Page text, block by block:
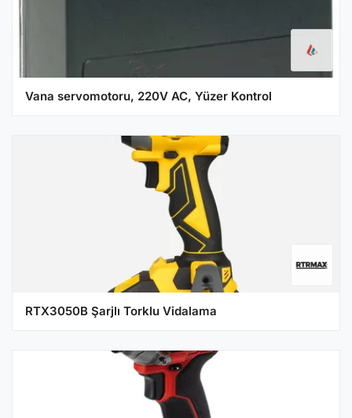
Vana servomotoru, 220V AC, Yüzer Kontrol
RTX3050B Şarjlı Torklu Vidalama